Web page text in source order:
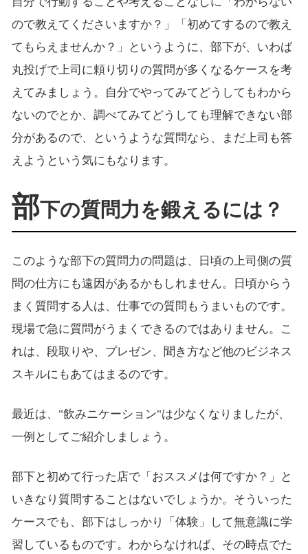
ので教えてくださいますか？」「初めてするので教え
てもらえませんか？」というように、部下が、いわば
丸投げで上司に頼り切りの質問が多くなるケースを考
えてみましょう。自分でやってみてどうしてもわから
ないのでとか、調べてみてどうしても理解できない部
分があるので、というような質問なら、まだ上司も答
えようという気にもなります。
部下の質問力を鍛えるには？
このような部下の質問力の問題は、日頃の上司側の質
問の仕方にも遠因があるかもしれません。日頃からう
まく質問する人は、仕事での質問もうまいものです。
現場で急に質問がうまくできるのではありません。こ
れは、段取りや、プレゼン、聞き方など他のビジネス
スキルにもあてはまるのです。
最近は、"飲みニケーション"は少なくなりましたが、
一例としてご紹介しましょう。
部下と初めて行った店で「おススメは何ですか？」と
いきなり質問することはないでしょうか。そういった
ケースでも、部下はしっかり「体験」して無意識に学
習しているものです。わからなければ、その時点でた